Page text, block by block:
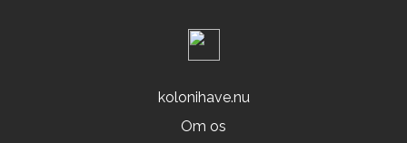
kolonihave.nu
Om os